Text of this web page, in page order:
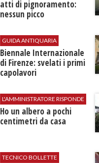
atti di pignoramento:
nessun picco
GUIDA ANTIQUARIA
Biennale Internazionale
di Firenze: svelati i primi
capolavori
L'AMMINISTRATORE RISPONDE
Ho un albero a pochi
centimetri da casa
TECNICO BOLLETTE